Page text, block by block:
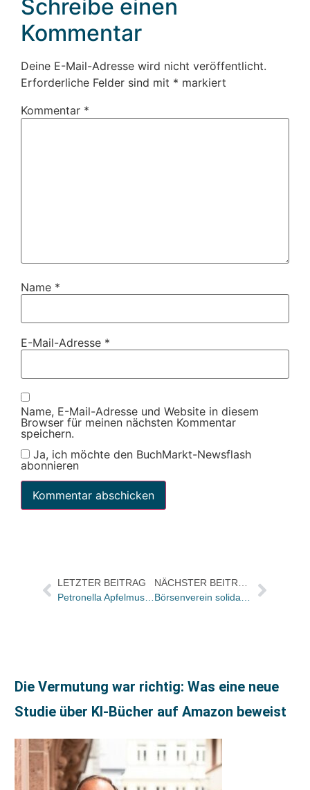
Schreibe einen
Kommentar
Deine E-Mail-Adresse wird nicht veröffentlicht.
Erforderliche Felder sind mit * markiert
Kommentar *
Name *
E-Mail-Adresse *
Name, E-Mail-Adresse und Website in diesem
Browser für meinen nächsten Kommentar
speichern.
Ja, ich möchte den BuchMarkt-Newsflash
abonnieren
LETZTER BEITRAG
Petronella Apfelmus kommt ins Kino
Die Vermutung war richtig: Was eine neue
Studie über KI-Bücher auf Amazon beweist